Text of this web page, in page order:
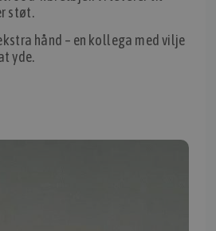
på tmp.dk importeres i Danmark af:
Aps.
7870 Roslev
støt.
hånd – en kollega med vilje
yde.